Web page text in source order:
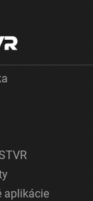
aplikácie